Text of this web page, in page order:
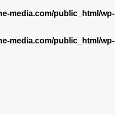
media.com/public_html/wp-
media.com/public_html/wp-